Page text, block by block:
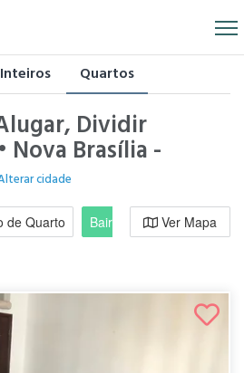
Quartos
Dividir
Nova Brasília -
cidade
de Quarto Bairro / RegiãoVer Mapa